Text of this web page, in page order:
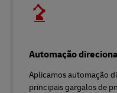
Automação
Aplicamos automação
principais gargalos de